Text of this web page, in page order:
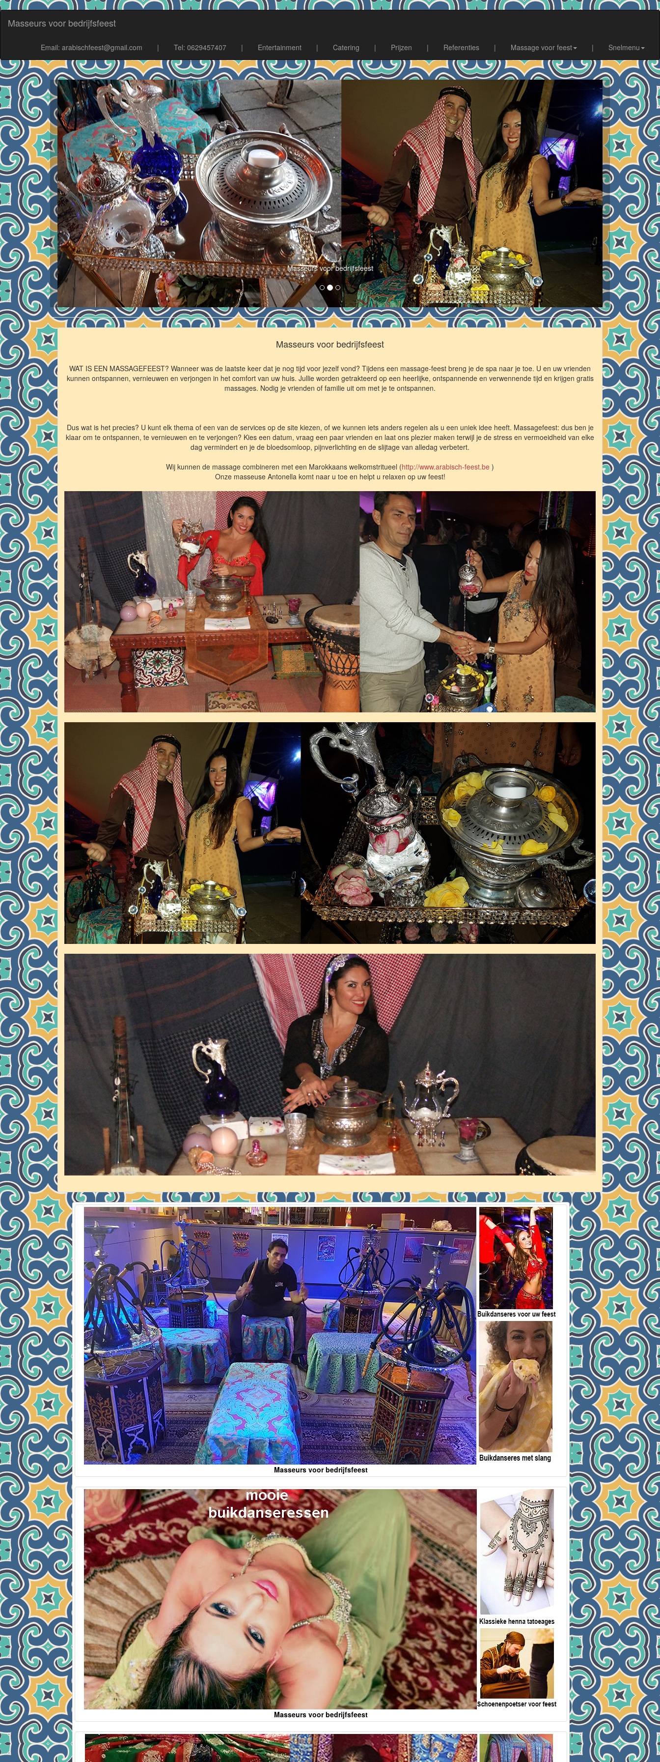
Masseurs voor bedrijfsfeest
Email: arabischfeest@gmail.com | Tel: 0629457407 | Entertainment | Catering | Prijzen | Referenties | Massage voor feest | Snelmenu
Masseurs voor bedrijfsfeest
Masseurs voor bedrijfsfeest
WAT IS EEN MASSAGEFEEST? Wanneer was de laatste keer dat je nog tijd voor jezelf vond? Tijdens een massage-feest breng je de spa naar je toe. U en uw vrienden
kunnen ontspannen, vernieuwen en verjongen in het comfort van uw huis. Jullie worden getrakteerd op een heerlijke, ontspannende en verwennende tijd en krijgen gratis
massages. Nodig je vrienden of familie uit om met je te ontspannen.
Dus wat is het precies? U kunt elk thema of een van de services op de site kiezen, of we kunnen iets anders regelen als u een uniek idee heeft. Massagefeest: dus ben je
klaar om te ontspannen, te vernieuwen en te verjongen? Kies een datum, vraag een paar vrienden en laat ons plezier maken terwijl je de stress en vermoeidheid van elke
dag vermindert en je de bloedsomloop, pijnverlichting en de slijtage van alledag verbetert.
Wij kunnen de massage combineren met een Marokkaans welkomstritueel (http://www.arabisch-feest.be )
Onze masseuse Antonella komt naar u toe en helpt u relaxen op uw feest!
Masseurs voor bedrijfsfeest
Masseurs voor bedrijfsfeest